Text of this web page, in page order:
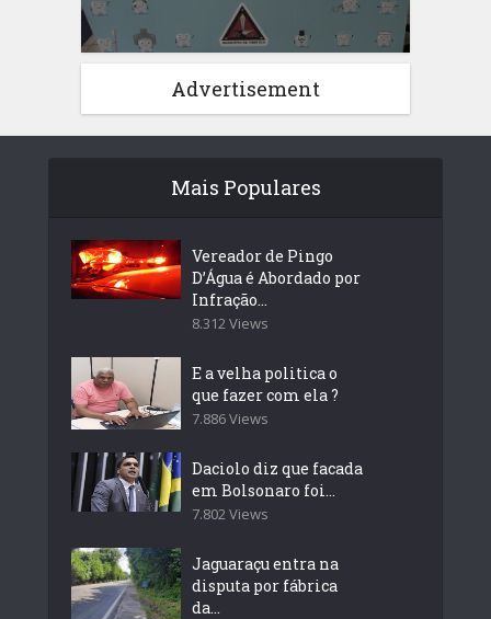
Advertisement
Mais Populares
Vereador de Pingo
D’Água é Abordado por
Infração...
8.312 Views
E a velha politica o
que fazer com ela ?
7.886 Views
Daciolo diz que facada
em Bolsonaro foi...
7.802 Views
Jaguaraçu entra na
disputa por fábrica
da...